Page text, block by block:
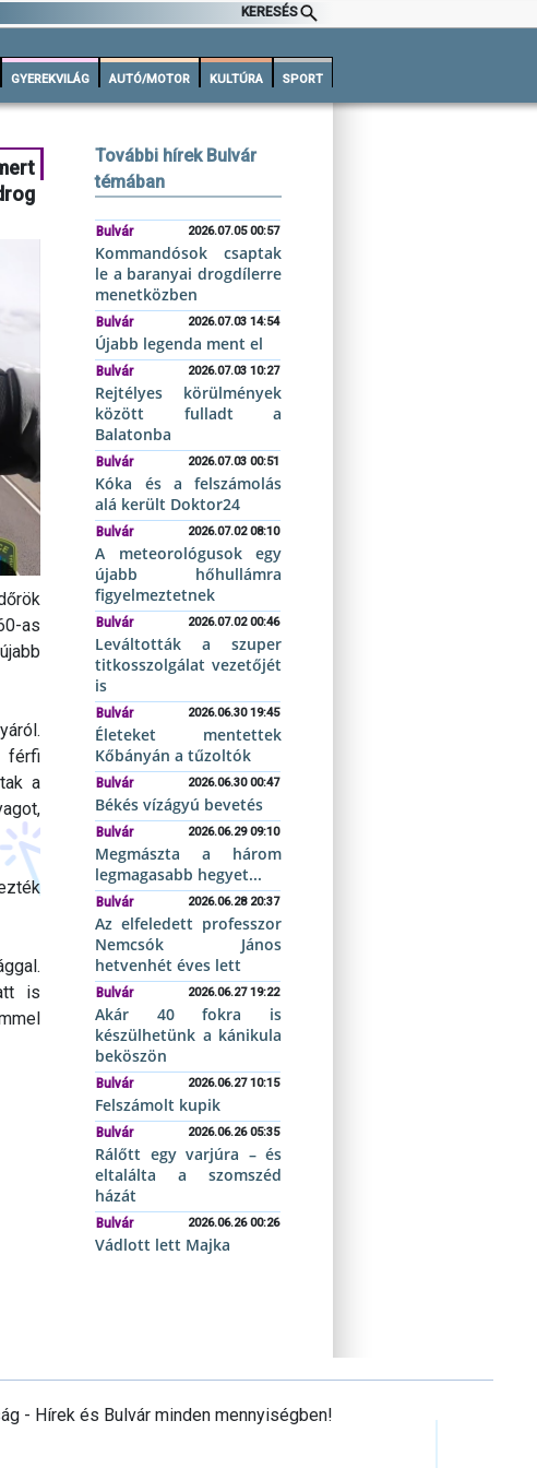
KERESÉS
GYEREKVILÁG AUTÓ/MOTOR KULTÚRA SPORT
as
férfi
a
is
További hírek Bulvár
témában
Bulvár 2026.07.05 00:57
Kommandósok csaptak
le a baranyai drogdílerre
menetközben
Bulvár 2026.07.03 14:54
Újabb legenda ment el
Bulvár 2026.07.03 10:27
Rejtélyes körülmények
között fulladt a
Balatonba
Bulvár 2026.07.03 00:51
Kóka és a felszámolás
alá került Doktor24
Bulvár 2026.07.02 08:10
A meteorológusok egy
újabb hőhullámra
figyelmeztetnek
Bulvár 2026.07.02 00:46
Leváltották a szuper
titkosszolgálat vezetőjét
is
Bulvár 2026.06.30 19:45
Életeket mentettek
Kőbányán a tűzoltók
Bulvár 2026.06.30 00:47
Békés vízágyú bevetés
Bulvár 2026.06.29 09:10
Megmászta a három
legmagasabb hegyet...
Bulvár 2026.06.28 20:37
Az elfeledett professzor
Nemcsók János
hetvenhét éves lett
Bulvár 2026.06.27 19:22
Akár 40 fokra is
készülhetünk a kánikula
beköszön
Bulvár 2026.06.27 10:15
Felszámolt kupik
Bulvár 2026.06.26 05:35
Rálőtt egy varjúra – és
eltalálta a szomszéd
házát
Bulvár 2026.06.26 00:26
Vádlott lett Majka
- Hírek és Bulvár minden mennyiségben!